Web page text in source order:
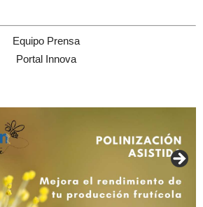
Equipo Prensa
Portal Innova